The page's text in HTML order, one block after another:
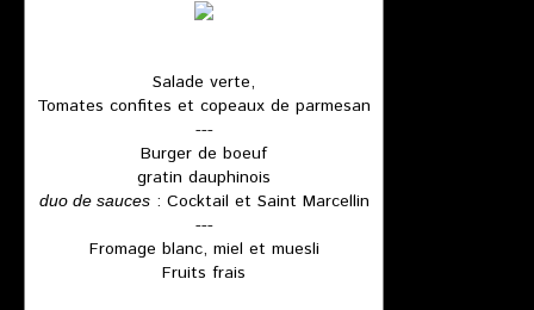
Salade verte,
Tomates confites et copeaux de parmesan
---
Burger de boeuf
gratin dauphinois
duo de sauces: Cocktail et Saint Marcellin
---
Fromage blanc, miel et muesli
Fruits frais